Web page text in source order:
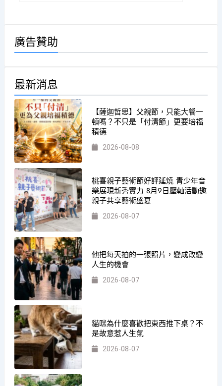
廣告贊助
最新消息
【薩迦哲思】父親節，只能大餐一
頓嗎？不只是「付清節」更要培福
積德
2026-08-08
桃喜親子藝術節好評延燒 青少年音
樂展現新秀實力 8月9日壓軸活動邀
親子共享藝術盛夏
2026-08-07
他把每天拍的一張照片，變成改變
人生的機會
2026-08-07
貓咪為什麼喜歡把東西推下桌？不
是故意惹人生氣
2026-08-07